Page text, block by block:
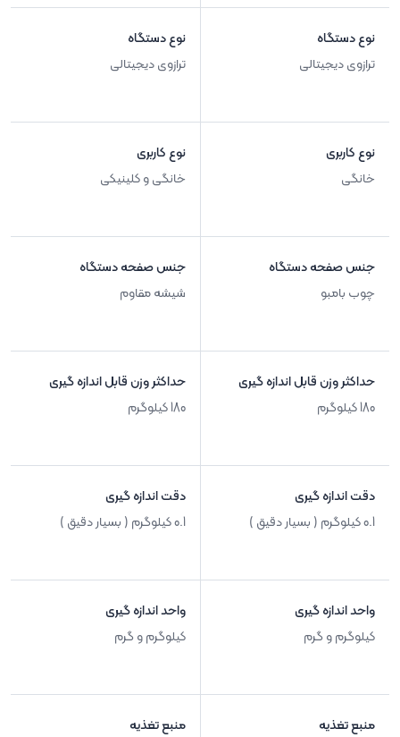
نوع دستگاه
ترازوی دیجیتالی
نوع کاربری
خانگی
جنس صفحه دستگاه
چوب بامبو
حداکثر وزن قابل اندازه گیری
180 کیلوگرم
دقت اندازه گیری
0.1 کیلوگرم ( بسیار دقیق )
واحد اندازه گیری
کیلوگرم و گرم
منبع تغذیه
نوع دستگاه
ترازوی دیجیتالی
نوع کاربری
خانگی و کلینیکی
جنس صفحه دستگاه
شیشه مقاوم
حداکثر وزن قابل اندازه گیری
180 کیلوگرم
دقت اندازه گیری
0.1 کیلوگرم ( بسیار دقیق )
واحد اندازه گیری
کیلوگرم و گرم
منبع تغذیه